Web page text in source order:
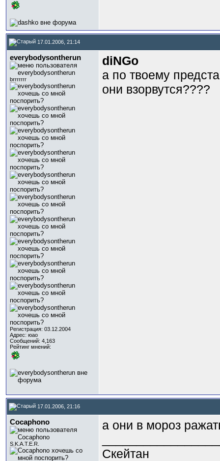
17.01.2006, 21:14
everybodysontherun
brrrrrrr
Регистрация: 03.12.2004
Адрес: юао
Сообщений: 4,163
Рейтинг мнений:
diNGo
а по твоему
они взорвутся????
17.01.2006, 21:16
Cocaphono
S.K.A.T.E.R.
а они в мороз
Скейтан